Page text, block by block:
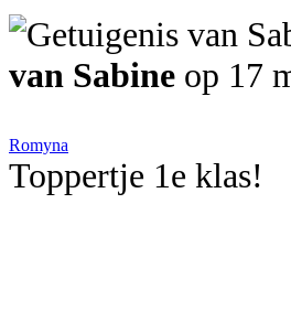
van Sabine op 17
Romyna
Toppertje 1e klas!